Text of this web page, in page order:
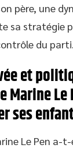
père, une
sa stratégie
du parti.
et
Marine Le
ses
Le Pen a-